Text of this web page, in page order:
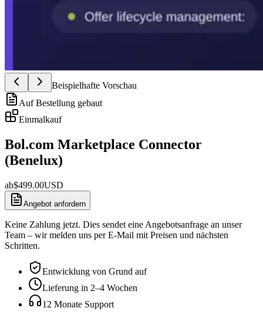
Beispielhafte Vorschau
Auf Bestellung gebaut
Einmalkauf
Bol.com Marketplace Connector
(Benelux)
ab$499.00USD
Angebot anfordern
Keine Zahlung jetzt. Dies sendet eine Angebotsanfrage an unser
Team – wir melden uns per E-Mail mit Preisen und nächsten
Schritten.
Entwicklung von Grund auf
Lieferung in 2–4 Wochen
12 Monate Support